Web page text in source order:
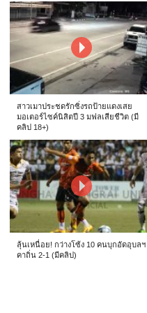
สาวเมาประชดรักซิ่งรถป้ายแดงเสย
มอเตอร์ไซค์นิสิตปี 3 มฟลเสียชีวิต (มี
คลิป 18+)
ลุ้นเหนื่อย! กว่างโซ้ง 10 คนบุกอัดอุบลฯ
คาถิ่น 2-1 (มีคลิป)